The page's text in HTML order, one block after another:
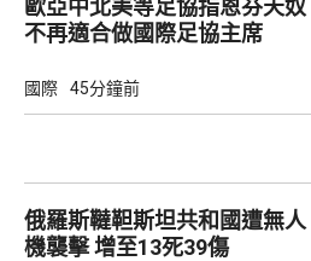
歐亞中北美等足協指恩芬天奴
不再適合做國際足協主席
國際 45分鐘前
俄羅斯韃靼斯坦共和國遭無人
機襲擊 增至13死39傷